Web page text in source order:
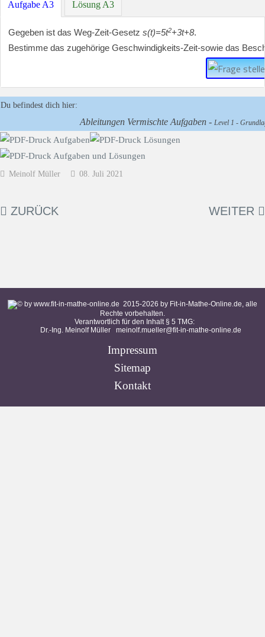
Aufgabe A3 Lösung A3
Gegeben ist das Weg-Zeit-Gesetz s(t)=5t2+3t+8.
Bestimme das zugehörige Geschwindigkeits-Zeit-sowie das
Du befindest dich hier:
Ableitungen Vermischte Aufgaben - Level 1 -
Meinolf Müller 08. Juli 2021
ZURÜCK WEITER
2015-2026 by Fit-in-Mathe-Online.de, alle
Rechte vorbehalten.
Verantwortlich für den Inhalt § 5 TMG:
Dr.-Ing. Meinolf Müller meinolf.mueller@fit-in-mathe-online.de
Impressum
Sitemap
Kontakt